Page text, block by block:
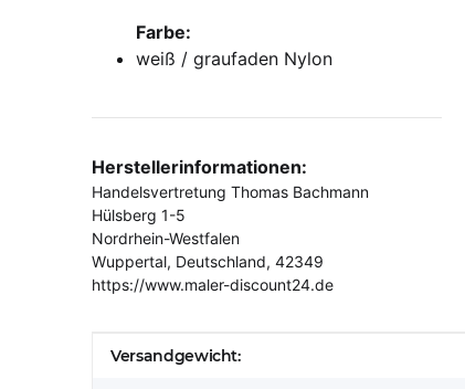
Farbe:
weiß / graufaden Nylon
Herstellerinformationen:
Handelsvertretung Thomas Bachmann
Hülsberg 1-5
Nordrhein-Westfalen
Wuppertal, Deutschland, 42349
https://www.maler-discount24.de
Produkteigenschaft
Wert
Versandgewicht: